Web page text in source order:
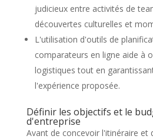
judicieux entre activités de
découvertes culturelles et
L'utilisation d'outils de
comparateurs en ligne aide à
logistiques tout en
l'expérience proposée.
Définir les objectifs et le
d'entreprise
Avant de concevoir l'itinéraire et